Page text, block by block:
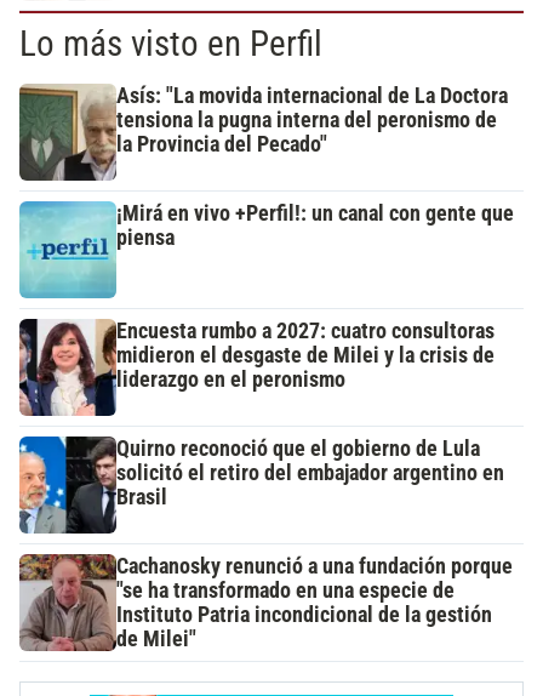
Lo más visto en Perfil
Asís: "La movida internacional de La Doctora
tensiona la pugna interna del peronismo de
la Provincia del Pecado"
¡Mirá en vivo +Perfil!: un canal con gente que
piensa
Encuesta rumbo a 2027: cuatro consultoras
midieron el desgaste de Milei y la crisis de
liderazgo en el peronismo
Quirno reconoció que el gobierno de Lula
solicitó el retiro del embajador argentino en
Brasil
Cachanosky renunció a una fundación porque
"se ha transformado en una especie de
Instituto Patria incondicional de la gestión
de Milei"